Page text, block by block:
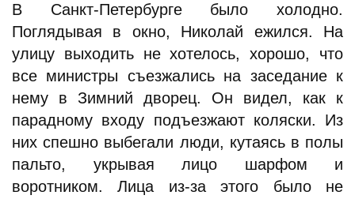
В Санкт-Петербурге было холодно.
Поглядывая в окно, Николай ежился. На
улицу выходить не хотелось, хорошо, что
все министры съезжались на заседание к
нему в Зимний дворец. Он видел, как к
парадному входу подъезжают коляски. Из
них спешно выбегали люди, кутаясь в полы
пальто, укрывая лицо шарфом и
воротником. Лица из-за этого было не